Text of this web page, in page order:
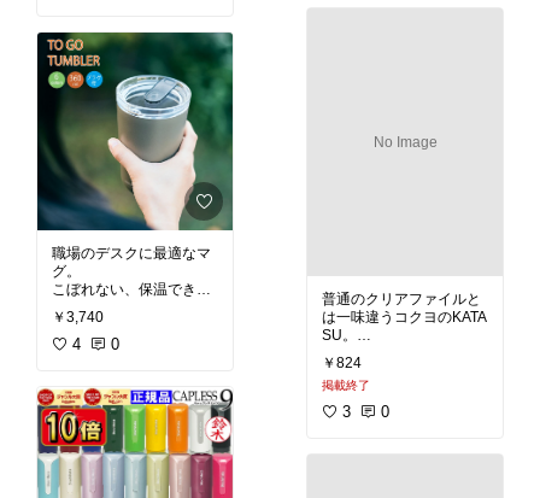
スで職場デスクでも邪魔
になりません。
職場のデスクに最適なマ
グ。
こぼれない、保温でき
る、おしゃれで三拍子そ
ろってます。
￥3,740
4 0
No Image
普通のクリアファイルと
は一味違うコクヨのKATA
SU。
インデックス付きで何が
入っているのかわかりや
すく、インデックスは小
さいタイプの付箋のサイ
￥824
掲載終了
3 0